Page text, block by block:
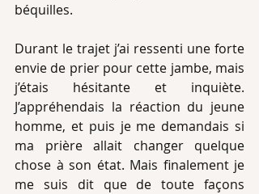
béquilles.
Durant le trajet j’ai ressenti une forte
envie de prier pour cette jambe, mais
j’étais hésitante et inquiète.
J’appréhendais la réaction du jeune
homme, et puis je me demandais si
ma prière allait changer quelque
chose à son état. Mais finalement je
me suis dit que de toute façons